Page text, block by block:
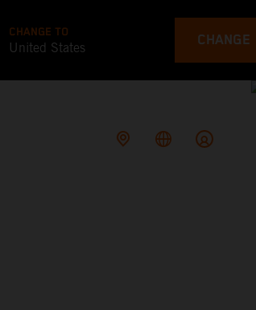
CHANGE TO
United States CHANGE